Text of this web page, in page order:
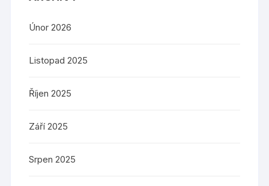
Únor 2026
Listopad 2025
Říjen 2025
Září 2025
Srpen 2025